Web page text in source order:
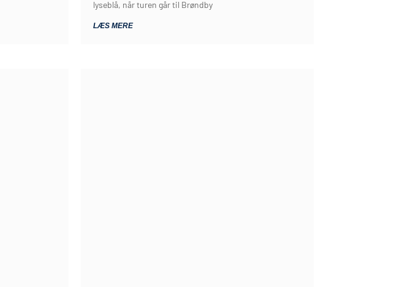
lyseblå, når turen går til Brøndby
LÆS MERE